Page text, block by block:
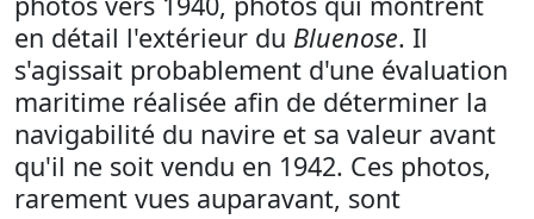
en détail l'extérieur du Bluenose. Il
s'agissait probablement d'une évaluation
maritime réalisée afin de déterminer la
navigabilité du navire et sa valeur avant
qu'il ne soit vendu en 1942. Ces photos,
rarement vues auparavant, sont